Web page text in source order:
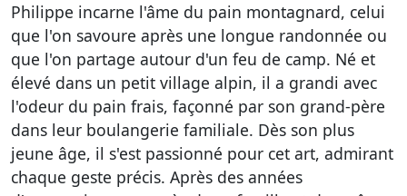
Philippe incarne l'âme du pain montagnard, celui
que l'on savoure après une longue randonnée ou
que l'on partage autour d'un feu de camp. Né et
élevé dans un petit village alpin, il a grandi avec
l'odeur du pain frais, façonné par son grand-père
dans leur boulangerie familiale. Dès son plus
jeune âge, il s'est passionné pour cet art, admirant
chaque geste précis. Après des années